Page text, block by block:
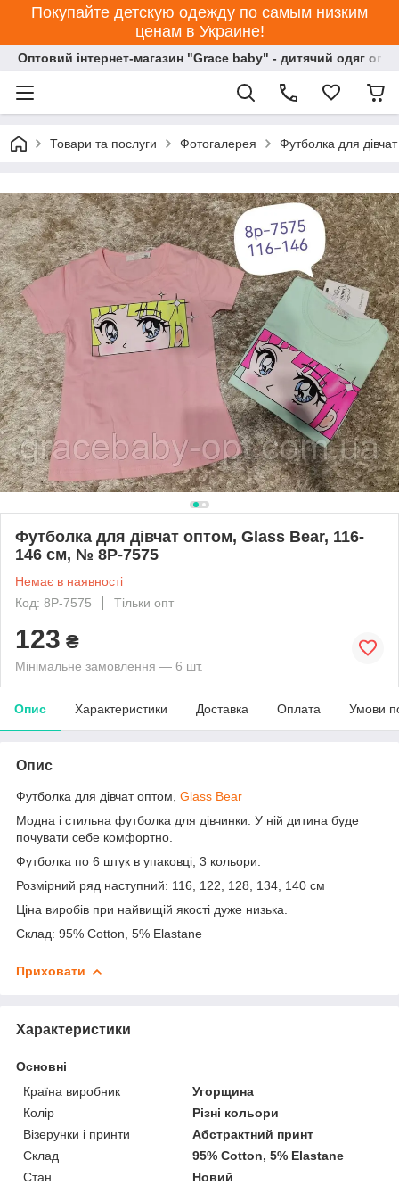
Покупайте детскую одежду по самым низким
ценам в Украине!
Оптовий інтернет-магазин "Grace baby" - дитячий одяг
Товари та послуги Фотогалерея Футболка для
Футболка для дівчат оптом, Glass Bear, 116-
146 см, № 8Р-7575
Немає в наявності
Код: 8Р-7575
Тільки опт
123 ₴
Мінімальне замовлення — 6 шт.
Опис Характеристики Доставка Оплата Умови
Опис
Футболка для дівчат оптом, Glass Bear
Модна і стильна футболка для дівчинки. У ній дитина буде
почувати себе комфортно.
Футболка по 6 штук в упаковці, 3 кольори.
Розмірний ряд наступний: 116, 122, 128, 134, 140 см
Ціна виробів при найвищій якості дуже низька.
Склад: 95% Cotton, 5% Elastane
Приховати
Характеристики
Основні
Країна виробник
Угорщина
Колір
Різні кольори
Візерунки і принти
Абстрактний принт
Склад
95% Cotton, 5% Elastane
Стан
Новий